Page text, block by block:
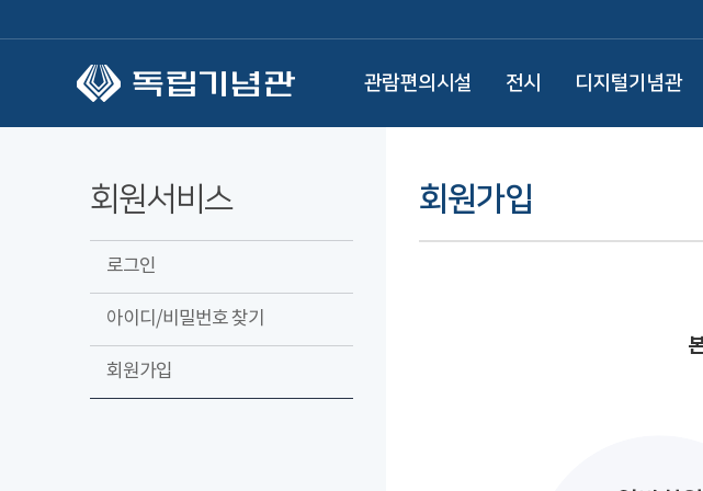
관람편의시설 전시 디지털기념관
회원서비스
로그인
아이디/비밀번호 찾기
회원가입
회원가입